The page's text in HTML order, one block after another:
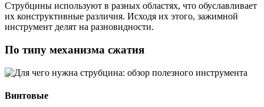
Струбцины используют в разных областях, что обуславливает
их конструктивные различия. Исходя их этого, зажимной
инструмент делят на разновидности.
По типу механизма сжатия
Винтовые